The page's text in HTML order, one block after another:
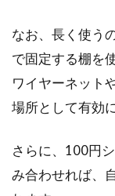
なお、長く使う
で固定する棚を
ワイヤーネット
場所として有効
さらに、100円
み合わせれば、